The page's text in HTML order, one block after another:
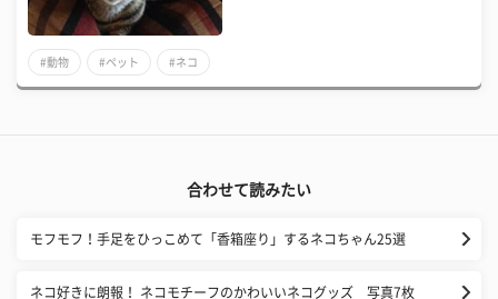
#動物 #ペット #ネコ
合わせて読みたい
モフモフ！手足をひっこめて「香箱座り」するネコちゃん25選
ネコ好きに朗報！ ネコモチーフのかわいいネコグッズ 写真7枚